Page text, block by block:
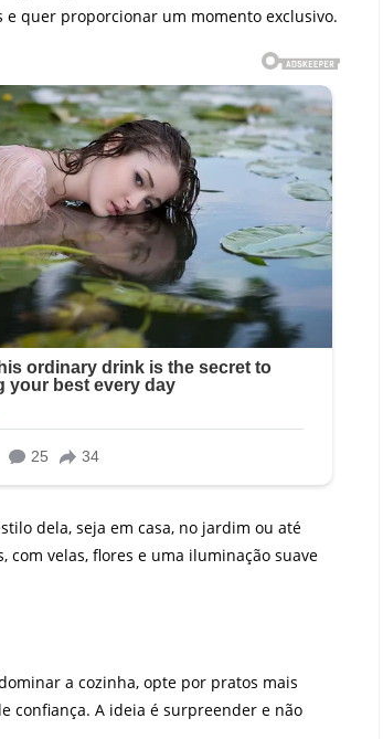
quer proporcionar um momento exclusivo.
dela, seja em casa, no jardim ou até
com velas, flores e uma iluminação suave
a cozinha, opte por pratos mais
confiança. A ideia é surpreender e não